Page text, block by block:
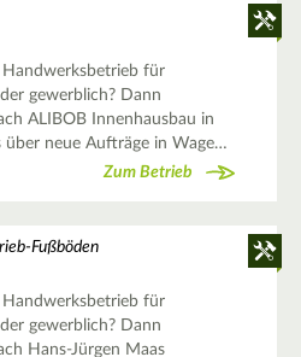
für
gewerblich? Dann
ALIBOB Innenhausbau in
neue Aufträge in Wage…
Zum Betrieb
Fußböden
für
gewerblich? Dann
Hans-Jürgen Maas